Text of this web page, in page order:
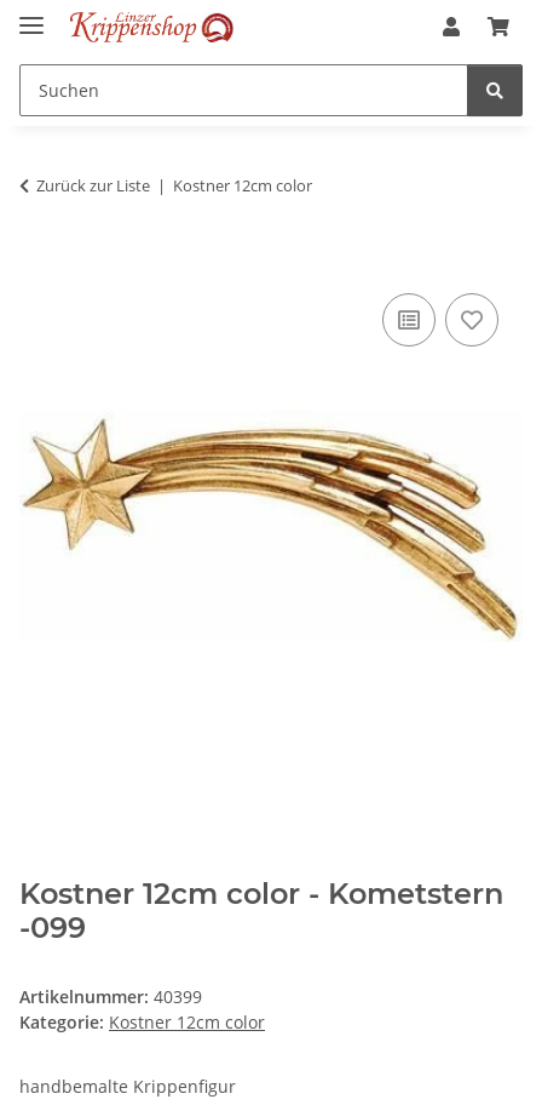
Zurück zur Liste Kostner 12cm color
Kostner 12cm color - Kometstern
-099
Artikelnummer: 40399
Kategorie: Kostner 12cm color
handbemalte Krippenfigur